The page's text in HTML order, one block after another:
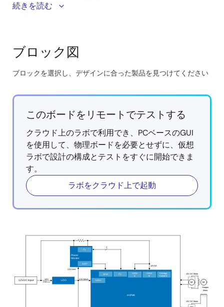
コンパクトなコンポーネントを利用して、洗練され
ピング、マイクロステッピングのステッピングモー
タ、および2チャネルDCモータ駆動をサポートしま
す。
ざまな速度、方向、スリープ、および障害入力に対
応します。
さを提供します。
続きを読む
ブロック図
ブロックを選択し、デザインに合った製品を見つけてください
interactive
diagram
このボードをリモートでテストする
クラウド上のラボで利用でき、PCベースのGUI
を使用して、物理ボードを必要とせずに、仮想
ラボで設計の構成とテストをすぐに開始できま
す。
ラボをクラウド上で起動
LDO
M
12V DC Input
12V/
2.5Amax
3.3V/1mA
3.3V/30mA
12V/2A
Stepper
Motor
M
12V DC Motor
12V DC Motor
2
HVPAK
VDD1
GPIO I2C
VDD2
A
VDD2
B
H-Bridge
Control 0
Power
Monitor
I2C
ALRT